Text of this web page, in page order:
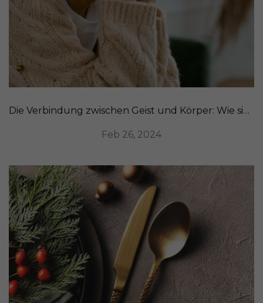
Die Verbindung zwischen Geist und Körper: Wie sich Stress auf Ihr Aussehen auswirkt
Feb 26, 2024